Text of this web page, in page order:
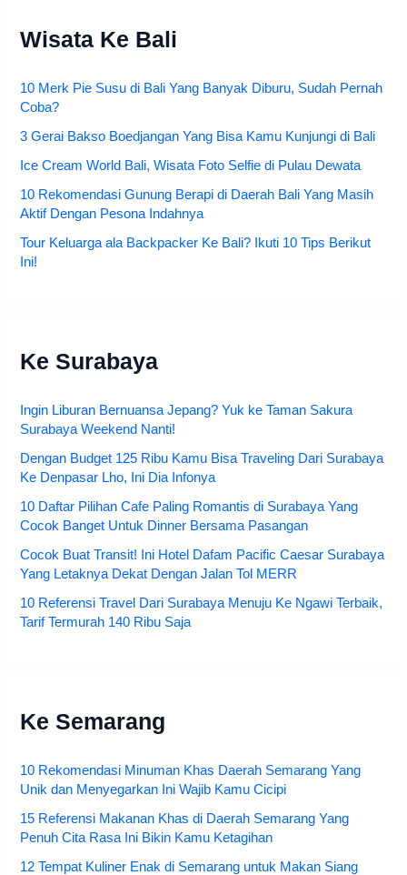
Wisata Ke Bali
10 Merk Pie Susu di Bali Yang Banyak Diburu, Sudah Pernah
Coba?
3 Gerai Bakso Boedjangan Yang Bisa Kamu Kunjungi di Bali
Ice Cream World Bali, Wisata Foto Selfie di Pulau Dewata
10 Rekomendasi Gunung Berapi di Daerah Bali Yang Masih
Aktif Dengan Pesona Indahnya
Tour Keluarga ala Backpacker Ke Bali? Ikuti 10 Tips Berikut
Ini!
Ke Surabaya
Ingin Liburan Bernuansa Jepang? Yuk ke Taman Sakura
Surabaya Weekend Nanti!
Dengan Budget 125 Ribu Kamu Bisa Traveling Dari Surabaya
Ke Denpasar Lho, Ini Dia Infonya
10 Daftar Pilihan Cafe Paling Romantis di Surabaya Yang
Cocok Banget Untuk Dinner Bersama Pasangan
Cocok Buat Transit! Ini Hotel Dafam Pacific Caesar Surabaya
Yang Letaknya Dekat Dengan Jalan Tol MERR
10 Referensi Travel Dari Surabaya Menuju Ke Ngawi Terbaik,
Tarif Termurah 140 Ribu Saja
Ke Semarang
10 Rekomendasi Minuman Khas Daerah Semarang Yang
Unik dan Menyegarkan Ini Wajib Kamu Cicipi
15 Referensi Makanan Khas di Daerah Semarang Yang
Penuh Cita Rasa Ini Bikin Kamu Ketagihan
12 Tempat Kuliner Enak di Semarang untuk Makan Siang